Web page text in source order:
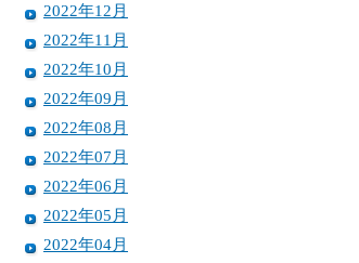
2022年12月
2022年11月
2022年10月
2022年09月
2022年08月
2022年07月
2022年06月
2022年05月
2022年04月